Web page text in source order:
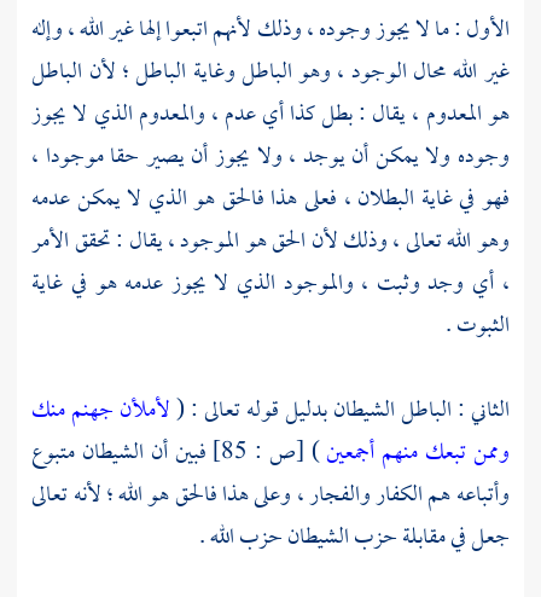
الأول : ما لا يجوز وجوده ، وذلك لأنهم اتبعوا إلها غير الله ، وإله
غير الله محال الوجود ، وهو الباطل وغاية الباطل ؛ لأن الباطل
هو المعدوم ، يقال : بطل كذا أي عدم ، والمعدوم الذي لا يجوز
وجوده ولا يمكن أن يوجد ، ولا يجوز أن يصير حقا موجودا ،
فهو في غاية البطلان ، فعلى هذا فالحق هو الذي لا يمكن عدمه
وهو الله تعالى ، وذلك لأن الحق هو الموجود ، يقال : تحقق الأمر
، أي وجد وثبت ، والموجود الذي لا يجوز عدمه هو في غاية
الثبوت .
الثاني : الباطل الشيطان بدليل قوله تعالى : (لأملأن جهنم منك
وممن تبعك منهم أجمعين
) [ص : 85] فبين أن الشيطان متبوع
وأتباعه هم الكفار والفجار ، وعلى هذا فالحق هو الله ؛ لأنه تعالى
جعل في مقابلة حزب الشيطان حزب الله .